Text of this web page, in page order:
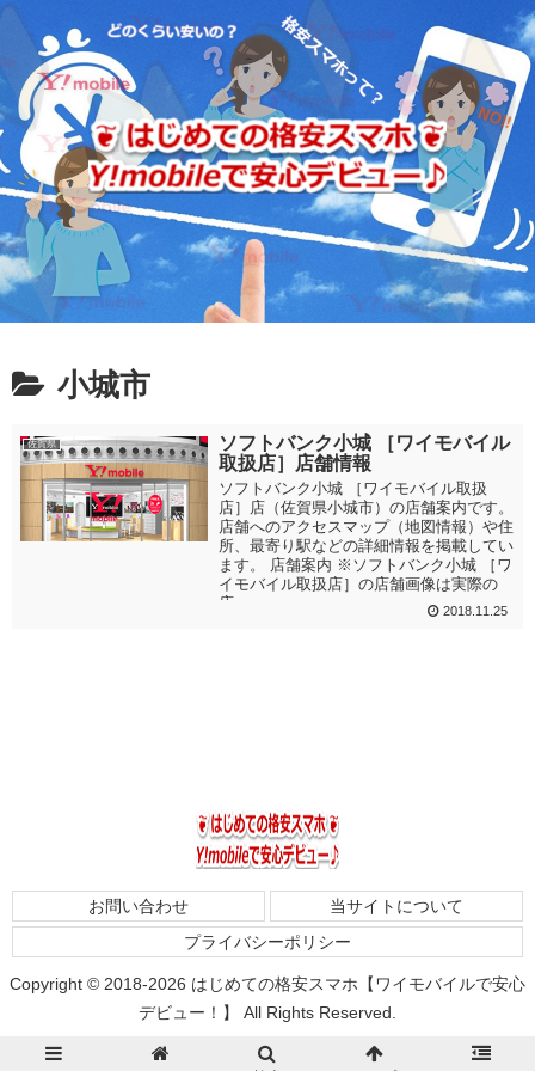
小城市
佐賀県
ソフトバンク小城 ［ワイモバイル
取扱店］店舗情報
ソフトバンク小城 ［ワイモバイル取扱
店］店（佐賀県小城市）の店舗案内です。
店舗へのアクセスマップ（地図情報）や住
所、最寄り駅などの詳細情報を掲載してい
ます。 店舗案内 ※ソフトバンク小城 ［ワ
イモバイル取扱店］の店舗画像は実際の
店...
2018.11.25
お問い合わせ
当サイトについて
プライバシーポリシー
Copyright © 2018-2026 はじめての格安スマホ【ワイモバイルで安心
デビュー！】 All Rights Reserved.